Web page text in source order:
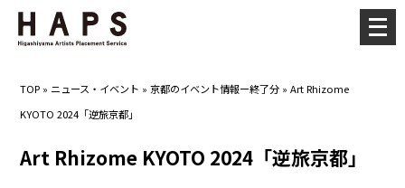
TOP » ニュース・イベント »京都のイベント情報ー終了分 »Art Rhizome
KYOTO 2024「逆旅京都」
Art Rhizome KYOTO 2024「逆旅京都」
メ
ニ